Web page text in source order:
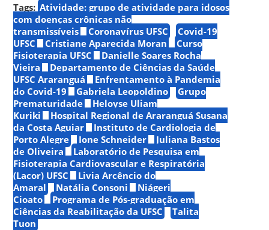
Tags: Atividade: grupo de atividade para idosos
com doenças crônicas não
transmissíveis
Coronavírus UFSC
Covid-19
UFSC
Cristiane Aparecida Moran
Curso
Fisioterapia UFSC
Danielle Soares Rocha
Vieira
Departamento de Ciências da Saúde
UFSC Araranguá
Enfrentamento à Pandemia
do Covid-19
Gabriela Leopoldino
Grupo
Prematuridade
Heloyse Uliam
Kuriki
Hospital Regional de Araranguá Susana
da Costa Aguiar
Instituto de Cardiologia de
Porto Alegre
Ione Schneider
Juliana Bastos
de Oliveira
Laboratório de Pesquisa em
Fisioterapia Cardiovascular e Respiratória
(Lacor) UFSC
Livia Arcêncio do
Amaral
Natália Consoni
Niágeri
Cioato
Programa de Pós-graduação em
Ciências da Reabilitação da UFSC
Talita
Tuon